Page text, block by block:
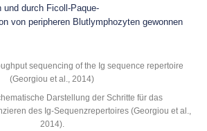
und durch Ficoll-Paque-
von peripheren Blutlymphozyten gewonnen
Darstellung der Schritte für das
des Ig-Sequenzrepertoires (Georgiou et al.,
2014).